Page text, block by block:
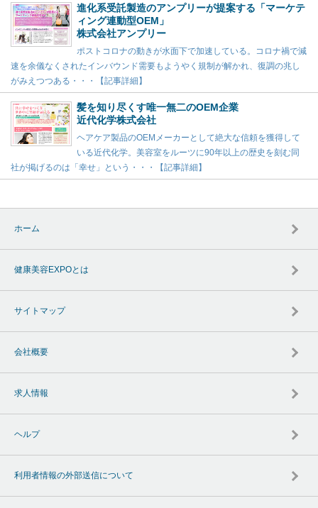
進化系受託製造のアンプリーが提案する「マーケテ
ィング連動型OEM」
株式会社アンプリー
ポストコロナの動きが水面下で加速している。コロナ禍で減
速を余儀なくされたインバウンド需要もようやく規制が解かれ、復調の兆し
がみえつつある・・・【記事詳細】
髪を知り尽くす唯一無二のOEM企業
近代化学株式会社
ヘアケア製品のOEMメーカーとして絶大な信頼を獲得して
いる近代化学。美容室をルーツに90年以上の歴史を刻む同
社が掲げるのは「幸せ」という・・・【記事詳細】
ホーム
健康美容EXPOとは
サイトマップ
会社概要
求人情報
ヘルプ
利用者情報の外部送信について